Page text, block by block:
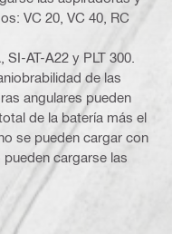
VC 20, VC 40, RC
AT-A22 y PLT 300.
de las
angulares pueden
de la batería más el
se pueden cargar con
cargarse las